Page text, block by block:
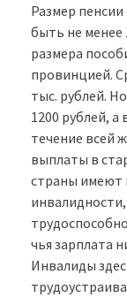
Размер
быть не менее
размера
провинцией.
тыс. рублей.
1200 рублей, а
течение всей
выплаты в
страны имеют
чья зарплата
Инвалиды